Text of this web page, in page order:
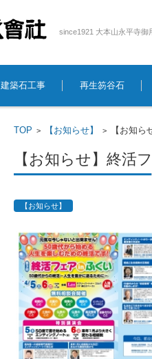
since1921 大本山永平寺御
建築石工事 再生笏谷石
TOP > 【お知らせ】 > 【お知
【お知らせ】終活
【お知らせ】